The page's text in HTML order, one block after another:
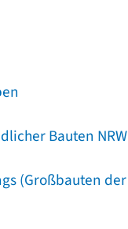
Bauten NRW
(Großbauten der